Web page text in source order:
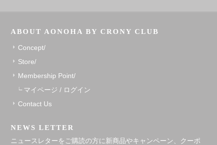
ABOUT AONOHA BY CRONY CLUB
Concept/
Store/
Membership Point/
マイページ / ログイン
Contact Us
NEWS LETTER
ニュースレターをご購読の方に新商品やキャンペーン、クーポ